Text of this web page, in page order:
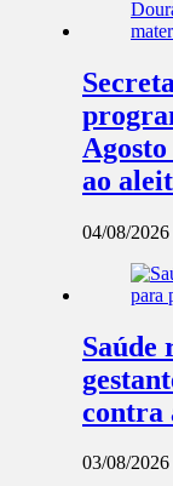
ao
04/08/2026
Saúde
contra
03/08/2026